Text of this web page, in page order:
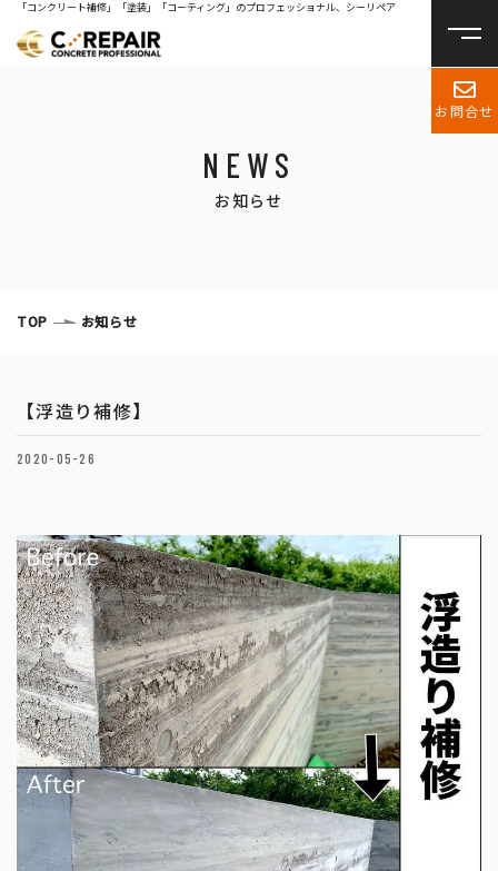
「コンクリート補修」「塗装」「コーティング」のプロフェッショナル、シーリペア
お問合せ
NEWS
お知らせ
TOP お知らせ
【浮造り補修】
2020-05-26